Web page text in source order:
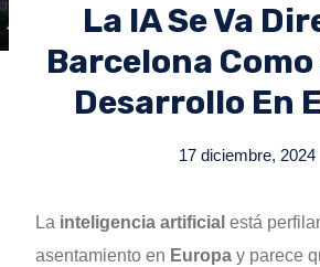
La IA Se Va
Barcelona Como
Desarrollo En
17 diciembre, 2024
La inteligencia artificial está
asentamiento en Europa y parece